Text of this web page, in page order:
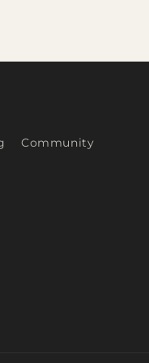
Community